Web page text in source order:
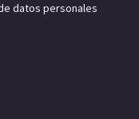
datos personales